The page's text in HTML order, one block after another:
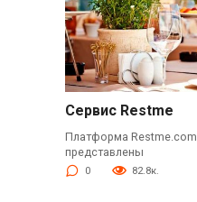
Сервис Restme
Платформа
представлены
0 82.8к.